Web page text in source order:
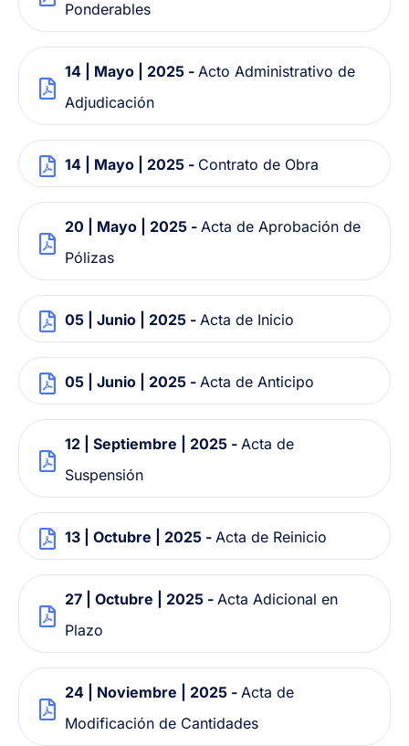
Ponderables
14 | Mayo | 2025 - Acto Administrativo de
Adjudicación
14 | Mayo | 2025 - Contrato de Obra
20 | Mayo | 2025 - Acta de Aprobación de
Pólizas
05 | Junio | 2025 - Acta de Inicio
05 | Junio | 2025 - Acta de Anticipo
12 | Septiembre | 2025 - Acta de
Suspensión
13 | Octubre | 2025 - Acta de Reinicio
27 | Octubre | 2025 - Acta Adicional en
Plazo
24 | Noviembre | 2025 - Acta de
Modificación de Cantidades